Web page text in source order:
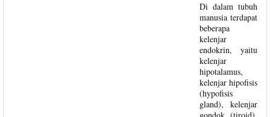
Di dalam tubuh
manusia terdapat
beberapa
kelenjar
endokrin, yaitu
kelenjar
hipotalamus,
kelenjar hipofisis
(hypofisis
gland), kelenjar